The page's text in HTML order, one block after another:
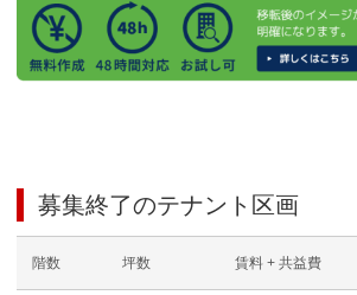
募集終了のテナント区画
階数 坪数 賃料 + 共益費